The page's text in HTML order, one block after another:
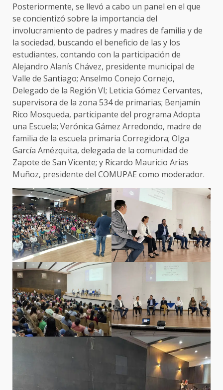
Posteriormente, se llevó a cabo un panel en el que
se concientizó sobre la importancia del
involucramiento de padres y madres de familia y de
la sociedad, buscando el beneficio de las y los
estudiantes, contando con la participación de
Alejandro Alanís Chávez, presidente municipal de
Valle de Santiago; Anselmo Conejo Cornejo,
Delegado de la Región VI; Leticia Gómez Cervantes,
supervisora de la zona 534 de primarias; Benjamín
Rico Mosqueda, participante del programa Adopta
una Escuela; Verónica Gámez Arredondo, madre de
familia de la escuela primaria Corregidora; Olga
García Amézquita, delegada de la comunidad de
Zapote de San Vicente; y Ricardo Mauricio Arias
Muñoz, presidente del COMUPAE como moderador.